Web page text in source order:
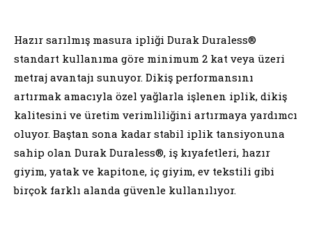
Hazır sarılmış masura ipliği Durak Duraless®
standart kullanıma göre minimum 2 kat veya üzeri
metraj avantajı sunuyor. Dikiş performansını
artırmak amacıyla özel yağlarla işlenen iplik, dikiş
kalitesini ve üretim verimliliğini artırmaya yardımcı
oluyor. Baştan sona kadar stabil iplik tansiyonuna
sahip olan Durak Duraless®, iş kıyafetleri, hazır
giyim, yatak ve kapitone, iç giyim, ev tekstili gibi
birçok farklı alanda güvenle kullanılıyor.